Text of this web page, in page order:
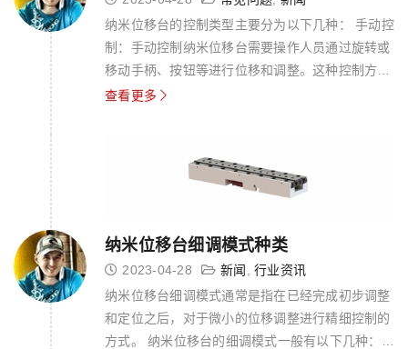
纳米位移台的控制类型主要分为以下几种： 手动控
制：手动控制纳米位移台需要操作人员通过旋转或
移动手柄、按钮等进行位移和调整。这种控制方式
简单直接，但需要操作人员具备一定的经验和技
脑、控制器等设备对仪器进行控制，实...
查看更多
纳米位移台细调模式种类
2023-04-28 新闻
行业资讯
纳米位移台细调模式通常是指在已经完成初步调整
和定位之后，对于微小的位移调整进行精细控制的
方式。 纳米位移台的细调模式一般有以下几种：